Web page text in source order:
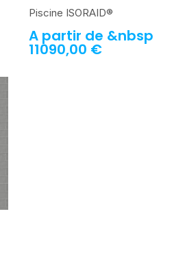
Piscine ISORAID®
A partir de &nbsp
11090,00 €